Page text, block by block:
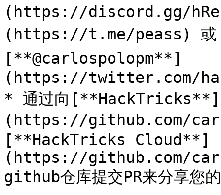
(https://discord.gg/
(https://t.me/peass) 或
[**@carlospolopm**]
(https://twitter.com/
* 通过向[**HackTricks**]
(https://github.com/
[**HackTricks Cloud**]
(https://github.com/
github仓库提交PR来分享您